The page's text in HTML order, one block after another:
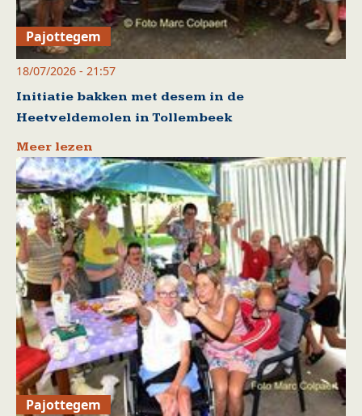
Pajottegem
18/07/2026 - 21:57
Initiatie bakken met desem in de
Heetveldemolen in Tollembeek
Meer lezen
Pajottegem